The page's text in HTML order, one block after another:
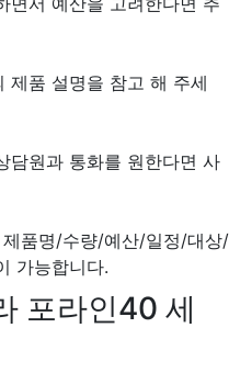
제품 설명을 참고 해 주세
담원과 통화를 원한다면 사
품명/수량/예산/일정/대상/
가능합니다.
포라인40 세